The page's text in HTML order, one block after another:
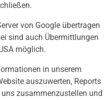
von Google übertragen
sind auch Übermittlungen
möglich.
in unserem
auszuwerten, Reports
zusammenzustellen und